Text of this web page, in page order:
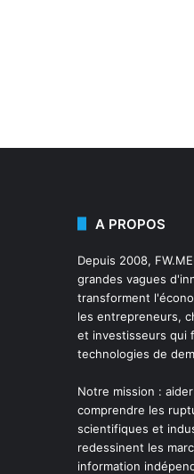
A PROPOS
Depuis 2008,
grandes vagues
transforment
les entrepreneurs,
et investisseurs qui
technologies de
Notre mission :
comprendre les
scientifiques et
redessinent les
information